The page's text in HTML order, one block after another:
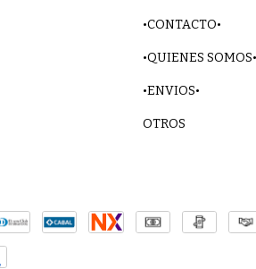
•CONTACTO•
•QUIENES SOMOS•
•ENVIOS•
OTROS